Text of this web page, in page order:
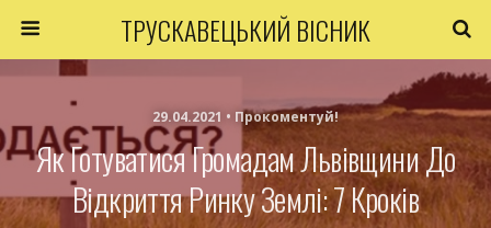
ТРУСКАВЕЦЬКИЙ ВІСНИК
29.04.2021 • Прокоментуй!
Як Готуватися Громадам Львівщини До
Відкриття Ринку Землі: 7 Кроків